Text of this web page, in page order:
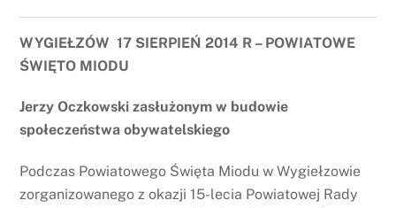
WYGIEŁZÓW 17 SIERPIEŃ 2014 R – POWIATOWE
ŚWIĘTO MIODU
Jerzy Oczkowski zasłużonym w budowie
społeczeństwa obywatelskiego
Podczas Powiatowego Święta Miodu w Wygiełzowie
zorganizowanego z okazji 15-lecia Powiatowej Rady